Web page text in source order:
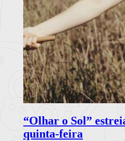
“Olhar o Sol”
quinta-feira